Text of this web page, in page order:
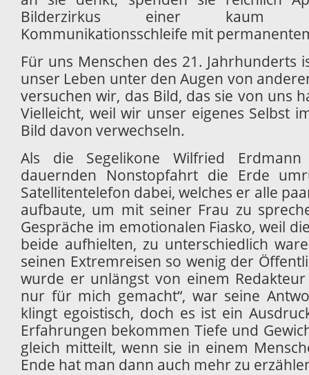
Bilderzirkus einer kaum
Kommunikationsschleife mit
Für uns Menschen des 21. Jahrhunderts
unser Leben unter den Augen von
versuchen wir, das Bild, das sie von uns
Vielleicht, weil wir unser eigenes Selbst
Bild davon verwechseln.
Als die Segelikone Wilfried
dauernden Nonstopfahrt die Erde
Satellitentelefon dabei, welches er alle
aufbaute, um mit seiner Frau zu
Gespräche im emotionalen Fiasko, weil
beide aufhielten, zu unterschiedlich
seinen Extremreisen so wenig der
wurde er unlängst von einem
nur für mich gemacht“, war seine
klingt egoistisch, doch es ist ein
Erfahrungen bekommen Tiefe und
gleich mitteilt, wenn sie in einem
Ende hat man dann auch mehr zu